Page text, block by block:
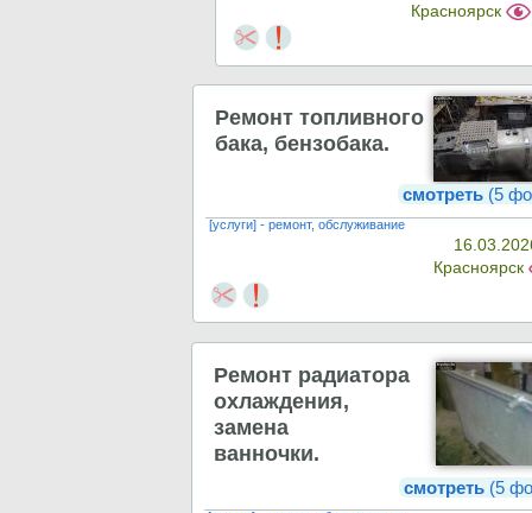
Красноярск
Ремонт топливного
бака, бензобака.
смотреть(5
[услуги] - ремонт, обслуживание
Красноярск
Ремонт радиатора
охлаждения,
замена
ванночки.
смотреть(5